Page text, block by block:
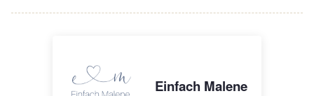
Einfach Malene